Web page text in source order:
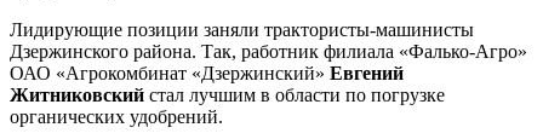
Лидирующие позиции заняли трактористы-машинисты
Дзержинского района. Так, работник филиала «Фалько-Агро»
ОАО «Агрокомбинат «Дзержинский» Евгений
Житниковский стал лучшим в области по погрузке
органических удобрений.